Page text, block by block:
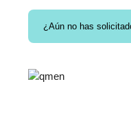
¿Aún no has